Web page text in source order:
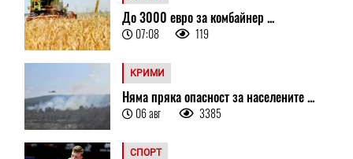
До 3000 евро за комбайнер ...
07:08 119
КРИМИ
Няма пряка опасност за населените ...
06 авг 3385
СПОРТ